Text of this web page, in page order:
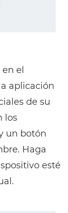
el
aplicación
de su
los
un botón
Haga
esté